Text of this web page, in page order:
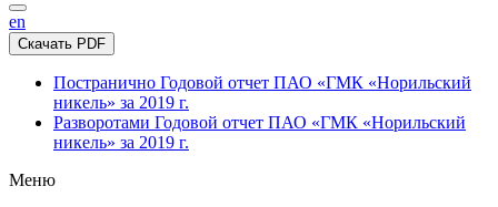
en
Скачать PDF
Постранично Годовой отчет ПАО «ГМК «Норильский
никель» за 2019 г.
Разворотами Годовой отчет ПАО «ГМК «Норильский
никель» за 2019 г.
Меню